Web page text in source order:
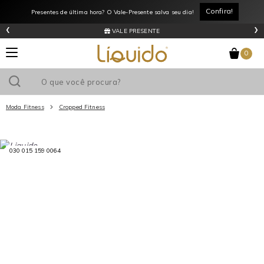
Presentes de última hora? O Vale-Presente salva seu dia! Confira!
VALE PRESENTE
‹ ›
0
Moda Fitness Cropped Fitness
030 015 159 0064